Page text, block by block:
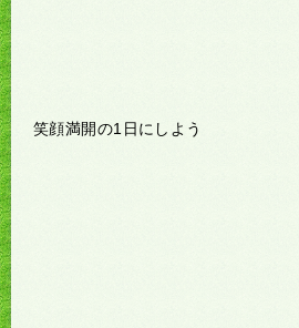
笑顔満開の1日にしよう